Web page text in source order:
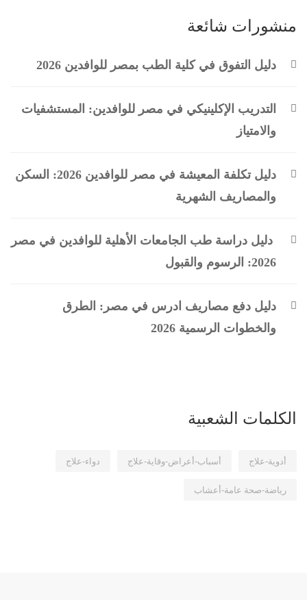
منشورات شائعة
دليل التفوق في كلية الطب بمصر للوافدين 2026
التدريب الإكلينيكي في مصر للوافدين: المستشفيات
والامتياز
دليل تكلفة المعيشة في مصر للوافدين 2026: السكن
والمصاريف الشهرية
دليل دراسة طب الجامعات الأهلية للوافدين في مصر
2026: الرسوم والقبول
دليل دفع مصاريف ادرس في مصر: الطرق
والخطوات الرسمية 2026
الكلمات الشعبية
أدوية-علاج أسباب-أعراض-وقاية-علاج دواء-علاج
رياضة-صحة عامة-أعشاب